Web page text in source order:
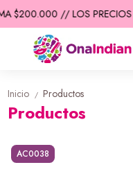
$200.000 // LOS PRECIOS
Inicio / Productos
Productos
AC0038